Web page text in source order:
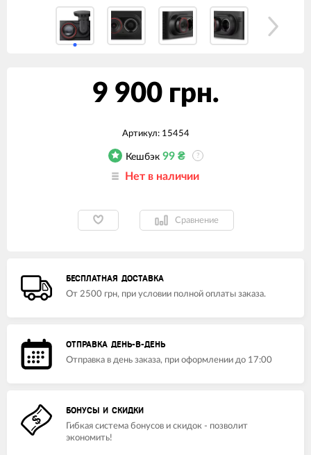
9 900 грн.
Артикул: 15454
Кешбэк 99₴ ?
Нет в наличии
Сравнение
БЕСПЛАТНАЯ ДОСТАВКА
От 2500 грн, при условии полной оплаты заказа.
ОТПРАВКА ДЕНЬ-В-ДЕНЬ
Отправка в день заказа, при оформлении до 17:00
БОНУСЫ И СКИДКИ
Гибкая система бонусов и скидок - позволит
экономить!